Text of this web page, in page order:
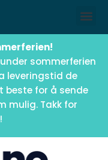
sommerferien
leveringstid de
beste for å sende
mulig. Takk for